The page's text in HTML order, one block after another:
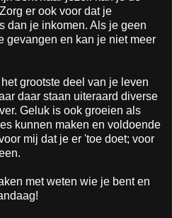
er ook voor dat je
dan je inkomen. Als je geen
gevangen en kan je niet meer
grootste deel van je leven
daar staan uiteraard diverse
Geluk is ook groeien als
kunnen maken en voldoende
mij dat je er 'toe doet; voor
met weten wie je bent en